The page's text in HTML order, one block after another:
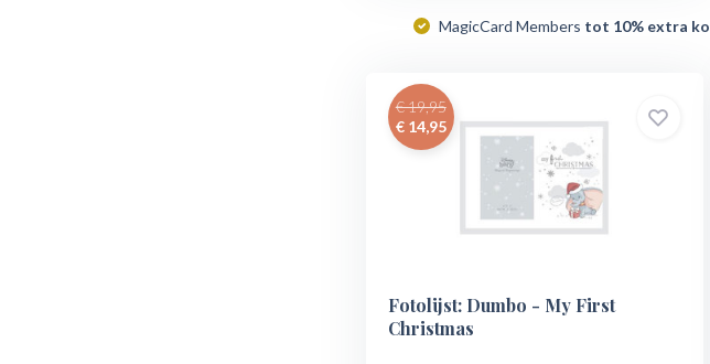
MagicCard Members tot 10% extra
€ 19,95
€ 14,95
Fotolijst: Dumbo - My First
Christmas